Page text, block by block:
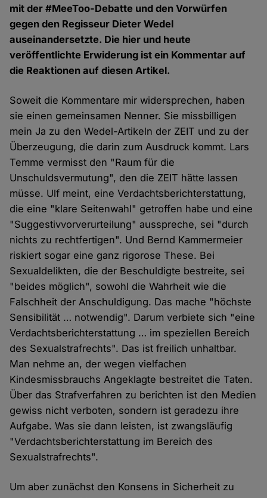
mit der #MeeToo-Debatte und den Vorwürfen
gegen den Regisseur Dieter Wedel
auseinandersetzte. Die hier und heute
veröffentlichte Erwiderung ist ein Kommentar auf
die Reaktionen auf diesen Artikel.
Soweit die Kommentare mir widersprechen, haben
sie einen gemeinsamen Nenner. Sie missbilligen
mein Ja zu den Wedel-Artikeln der ZEIT und zu der
Überzeugung, die darin zum Ausdruck kommt. Lars
Temme vermisst den "Raum für die
Unschuldsvermutung", den die ZEIT hätte lassen
müsse. Ulf meint, eine Verdachtsberichterstattung,
die eine "klare Seitenwahl" getroffen habe und eine
"Suggestivvorverurteilung" ausspreche, sei "durch
nichts zu rechtfertigen". Und Bernd Kammermeier
riskiert sogar eine ganz rigorose These. Bei
Sexualdelikten, die der Beschuldigte bestreite, sei
"beides möglich", sowohl die Wahrheit wie die
Falschheit der Anschuldigung. Das mache "höchste
Sensibilität … notwendig". Darum verbiete sich "eine
Verdachtsberichterstattung … im speziellen Bereich
des Sexualstrafrechts". Das ist freilich unhaltbar.
Man nehme an, der wegen vielfachen
Kindesmissbrauchs Angeklagte bestreitet die Taten.
Über das Strafverfahren zu berichten ist den Medien
gewiss nicht verboten, sondern ist geradezu ihre
Aufgabe. Was sie dann leisten, ist zwangsläufig
"Verdachtsberichterstattung im Bereich des
Sexualstrafrechts".
Um aber zunächst den Konsens in Sicherheit zu